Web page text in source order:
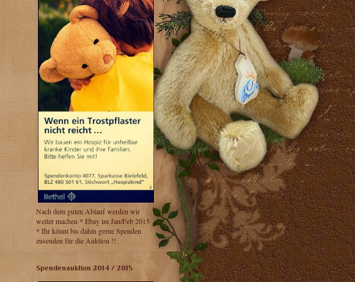
Nach dem guten Ablauf werden wir
weiter machen * Ebay im Jan/Feb 2015
* Ihr könnt bis dahin gerne Spenden
zusenden für die Auktion !!
Spendenauktion 2014 / 2015